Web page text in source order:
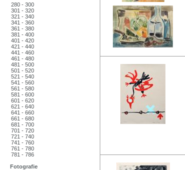
280 - 300
301 - 320
321 - 340
341 - 360
361 - 380
381 - 400
401 - 420
421 - 440
441 - 460
461 - 480
481 - 500
501 - 520
521 - 540
541 - 560
561 - 580
581 - 600
601 - 620
621 - 640
641 - 660
661 - 680
681 - 700
701 - 720
721 - 740
741 - 760
761 - 780
781 - 786
Fotografie